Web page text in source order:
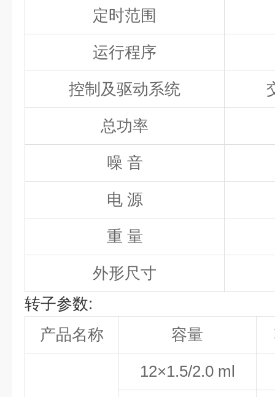
定时范围
运行程序
控制及驱动系统
总功率
噪 音
电 源
重 量
外形尺寸
转子参数:
产品名称
容量
12×1.5/2.0 ml